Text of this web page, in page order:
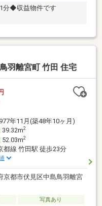
分◆収益物件です
羽離宮町 竹田 住宅
年11月(築48年10ヶ月)
39.32m2
52.03m2
都線 竹田駅 徒歩23分
京都市伏見区中島鳥羽離宮
写真あり